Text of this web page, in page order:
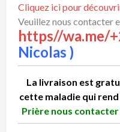
Cliquez ici pour
Veuillez nous contacter
https//wa.me/
Nicolas )
La livraison est
cette maladie qui
Prière nous